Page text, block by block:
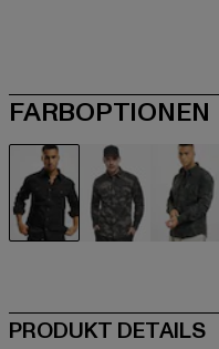
FARBOPTIONEN
PRODUKT DETAILS